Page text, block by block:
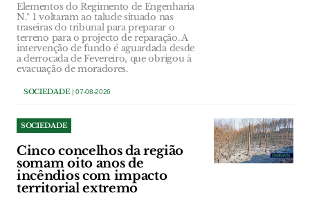
Elementos do Regimento de Engenharia
N.º 1 voltaram ao talude situado nas
traseiras do tribunal para preparar o
terreno para o projecto de reparação. A
intervenção de fundo é aguardada desde
a derrocada de Fevereiro, que obrigou à
evacuação de moradores.
SOCIEDADE| 07-08-2026
SOCIEDADE
Cinco concelhos da região
somam oito anos de
incêndios com impacto
territorial extremo